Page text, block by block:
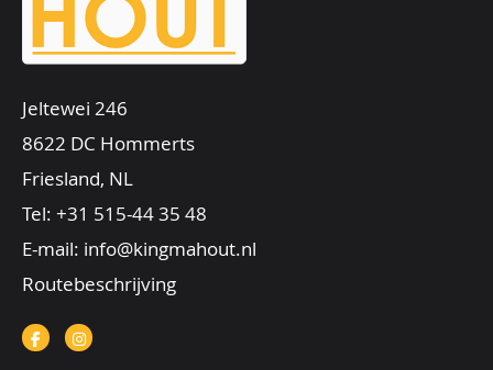
Jeltewei 246
8622 DC Hommerts
Friesland, NL
Tel: +31 515-44 35 48
E-mail: info@kingmahout.nl
Routebeschrijving